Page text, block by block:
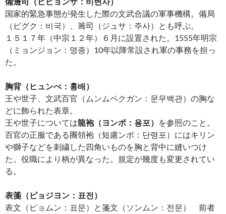
国家的緊急事態が発生した際の文武合議の軍事機構。備局
（ピグク：비국）、籌司（ジュサ：주사）とも呼ぶ。
１５１７年（中宗１２年）６月に設置された。1555年明宗
（ミョンジョン：명종）10年以降常設され軍の事務を担っ
た。
胸背（ヒュンべ：흉배）
王や世子、文武百官（ムンムペクガン：문무백관）の胸な
どに飾られた表章。
王や世子については龍袍（ヨンポ：용포） を参照のこと。
百官の正服である團領袍（短慮ンボ：단령포）にはキリン
や獅子などを刺繍した四角いものを胸と背中に縫いつけ
た。役職により柄が異なった。規定が幾度も変更されてい
る。
表箋（ピョジヨン：표전）
表文（ピョムン：표문）と箋文（ソンムン：전문） 前者